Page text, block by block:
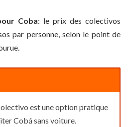
Coba: le prix des colectivos
par personne, selon le point de
est une option pratique
Cobá sans voiture.